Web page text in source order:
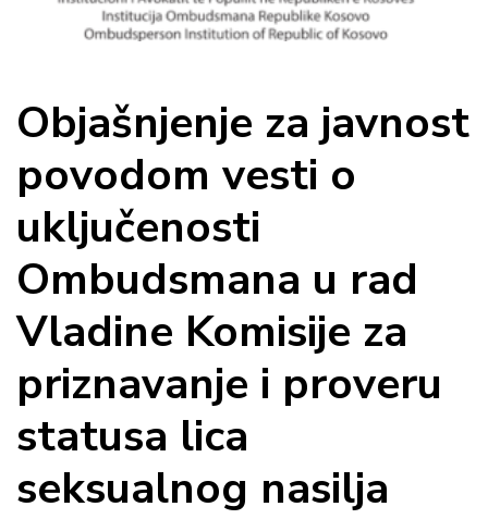
Objašnjenje za javnost
povodom vesti o
uključenosti
Ombudsmana u rad
Vladine Komisije za
priznavanje i proveru
statusa lica
seksualnog nasilja